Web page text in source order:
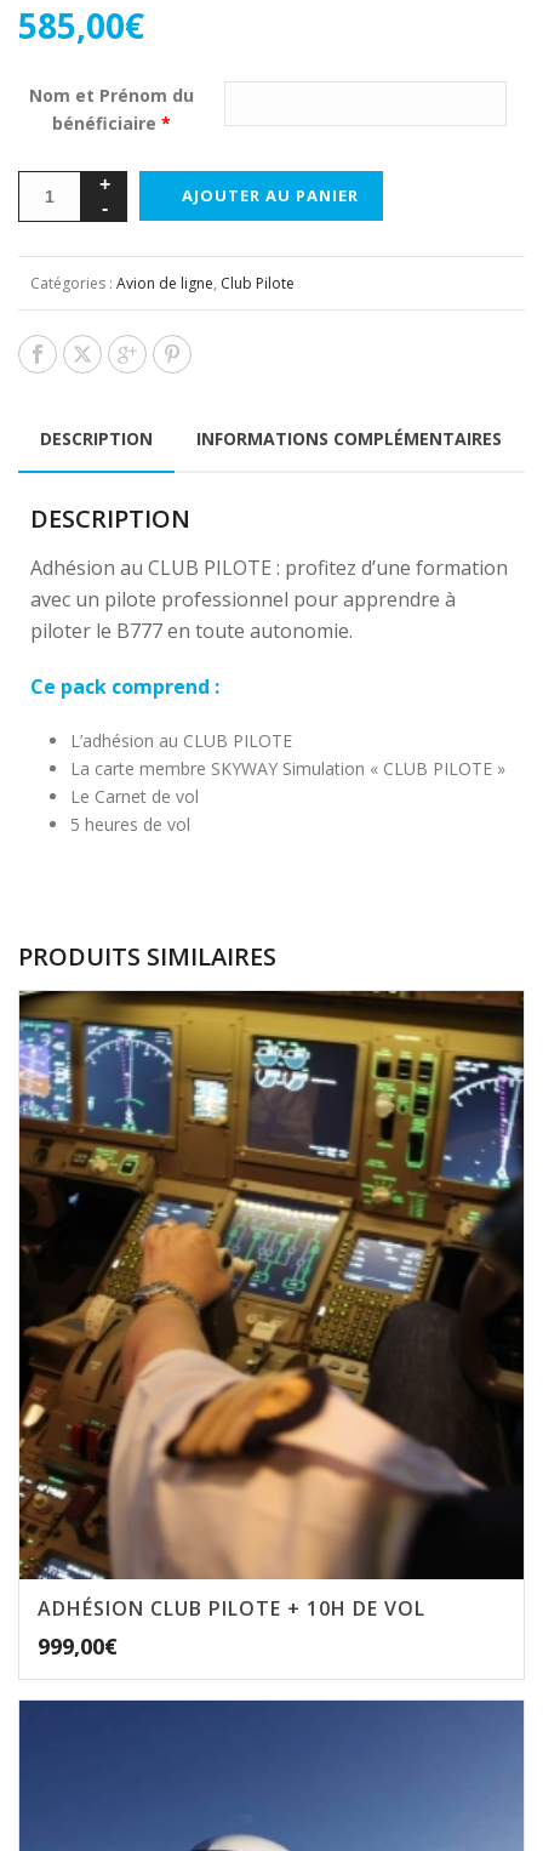
585,00€
Nom et Prénom du
bénéficiaire *
AJOUTER AU PANIER
Catégories : Avion de ligne, Club Pilote
DESCRIPTION INFORMATIONS COMPLÉMENTAIRES
DESCRIPTION
Adhésion au CLUB PILOTE : profitez d’une formation
avec un pilote professionnel pour apprendre à
piloter le B777 en toute autonomie.
Ce pack comprend :
L’adhésion au CLUB PILOTE
La carte membre SKYWAY Simulation « CLUB PILOTE »
Le Carnet de vol
5 heures de vol
PRODUITS SIMILAIRES
ADHÉSION CLUB PILOTE + 10H DE VOL
999,00€